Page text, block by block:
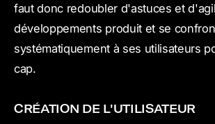
faut donc redoubler d'astuces et
développements produit et se
systématiquement à ses utilisateurs
cap.
CRÉATION DE L'UTILISATEUR